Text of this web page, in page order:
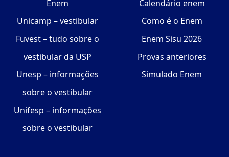
Enem
Unicamp – vestibular
Fuvest – tudo sobre o
vestibular da USP
Unesp – informações
sobre o vestibular
Unifesp – informações
sobre o vestibular
Calendário enem
Como é o Enem
Enem Sisu 2026
Provas anteriores
Simulado Enem